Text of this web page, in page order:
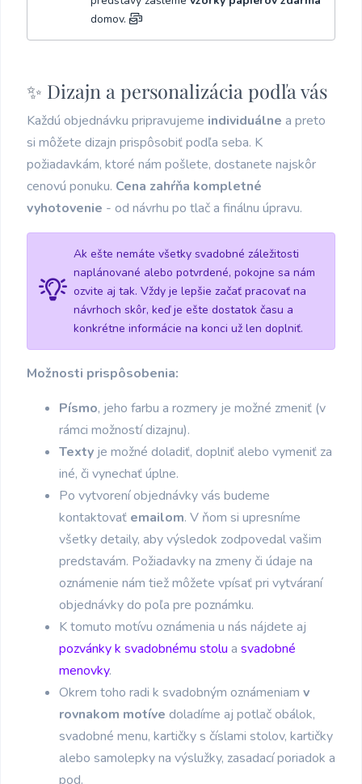
domov.
✨ Dizajn a personalizácia podľa vás
Každú objednávku pripravujeme individuálne a preto
si môžete dizajn prispôsobiť podľa seba. K
požiadavkám, ktoré nám pošlete, dostanete najskôr
cenovú ponuku. Cena zahŕňa kompletné
vyhotovenie - od návrhu po tlač a finálnu úpravu.
Ak ešte nemáte všetky svadobné záležitosti
naplánované alebo potvrdené, pokojne sa nám
ozvite aj tak. Vždy je lepšie začať pracovať na
návrhoch skôr, keď je ešte dostatok času a
konkrétne informácie na konci už len doplniť.
Možnosti prispôsobenia:
Písmo, jeho farbu a rozmery je možné zmeniť (v
rámci možností dizajnu).
Texty je možné doladiť, doplniť alebo vymeniť za
iné, či vynechať úplne.
Po vytvorení objednávky vás budeme
kontaktovať emailom. V ňom si upresníme
všetky detaily, aby výsledok zodpovedal vašim
predstavám. Požiadavky na zmeny či údaje na
oznámenie nám tiež môžete vpísať pri vytváraní
objednávky do poľa pre poznámku.
K tomuto motívu oznámenia u nás nájdete aj
pozvánky k svadobnému stolu a svadobné
menovky.
Okrem toho radi k svadobným oznámeniam v
rovnakom motíve doladíme aj potlač obálok,
svadobné menu, kartičky s číslami stolov, kartičky
alebo samolepky na výslužky, zasadací poriadok a
pod.